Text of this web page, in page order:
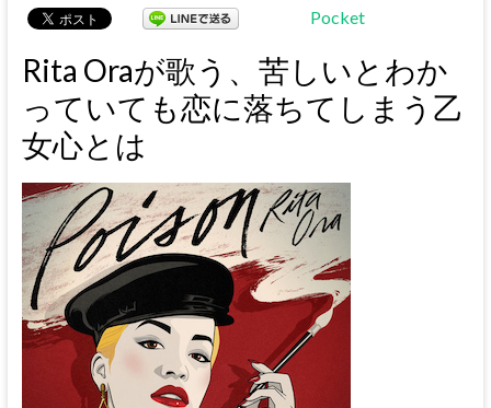
Pocket
Rita Oraが歌う、苦しいとわか
っていても恋に落ちてしまう乙
女心とは